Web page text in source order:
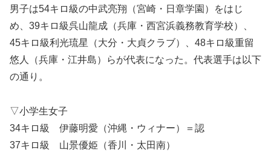
男子は54キロ級の中武亮翔（宮崎・日章学園）をはじ
め、39キロ級呉山龍成（兵庫・西宮浜義務教育学校）、
45キロ級利光琉星（大分・大貞クラブ）、48キロ級重留
悠人（兵庫・江井島）らが代表になった。代表選手は以下
の通り。
▽小学生女子
34キロ級 伊藤明愛（沖縄・ウィナー）＝認
37キロ級 山景優姫（香川・太田南）